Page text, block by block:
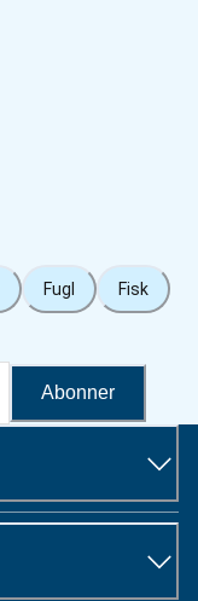
Fugl Fisk
Abonner